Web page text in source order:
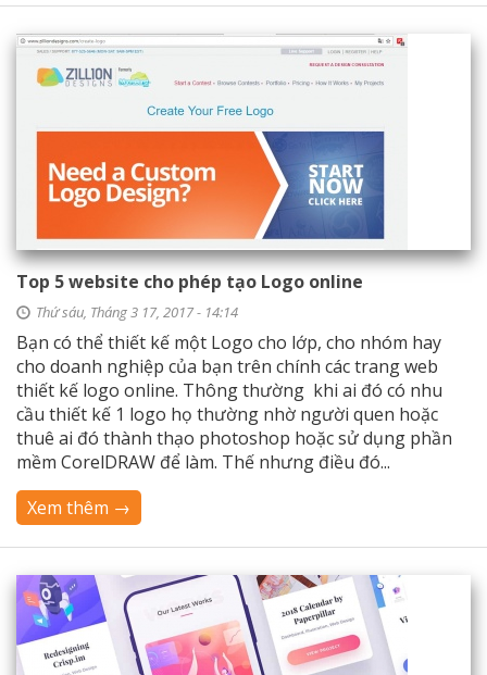
Top 5 website cho phép tạo Logo online
Thứ sáu, Tháng 3 17, 2017 - 14:14
Bạn có thể thiết kế một Logo cho lớp, cho nhóm hay
cho doanh nghiệp của bạn trên chính các trang web
thiết kế logo online. Thông thường khi ai đó có nhu
cầu thiết kế 1 logo họ thường nhờ người quen hoặc
thuê ai đó thành thạo photoshop hoặc sử dụng phần
mềm CorelDRAW để làm. Thế nhưng điều đó...
Xem thêm →